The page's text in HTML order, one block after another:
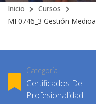
Inicio
Cursos
MF0746_3 Gestión
Categoría
Certificados De
Profesionalidad